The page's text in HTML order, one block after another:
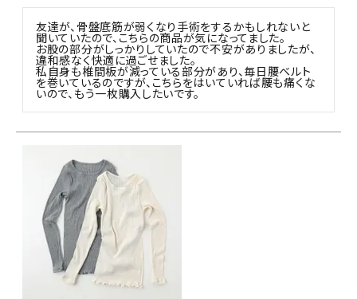
友達が、骨盤底筋が弱くなり手術をするかもしれないと
聞いていたので、こちらの商品が気になってました。
お股の部分がしっかりしていたので不安がありましたが、
違和感なく快適に過ごせました。
私自身も椎間板が減っている部分があり、毎日腰ベルト
を巻いているのですが、こちらをはいていれば腰も痛くな